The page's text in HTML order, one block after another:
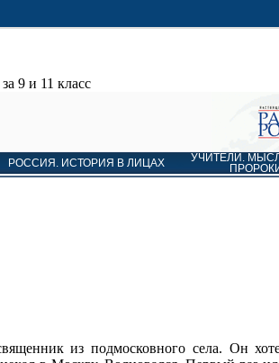
9 и 11 класс
РОССИЯ. ИСТОРИЯ В ЛИЦАХ
УЧИТЕЛИ.
из подмосковного села. Он